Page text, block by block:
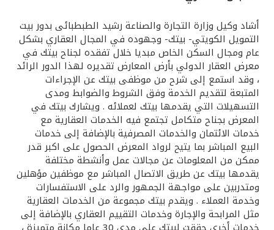
القنوات المصرفية
أدوات وخدمات
خدمات ما بعد البيع
اتصل بنا
مواقع الفروع وأجهزة الصرف الآلي
ألمانيا
أشاد وكيل وزارة التجارة والصناعة رشيد الطبطبائى بدور بيت
التمويل الكويتي- بيتك- وجهوده في المجال العقاري بشكل
عام ومجال السكن الخاص مبديا خلال تفقده لجناح بيتك في
معرض العقار الدولي بأرض المعارض تقديره لهذا الدور الرائد
، وقد استمع إلى شرح من موظفى بيتك عن الإجراءات
المتبعة لتقديم الخدمة وفق الشروط والضوابط ومدى
التسهيلات التي يقدمها بيتك لعملائه . ويشارك بيتك في
المعرض بجناح متكامل تجتمع فيه الخدمات العقارية مع
خدمات الائتمان والخدمات المصرفية بالإضافة إلى خدمات
البيع المباشر بما يتيح لرواد المعرض الحصول على اكبر قدر
ممكن من المعلومات عن مجالات عمل وأنشطة مختلفة
يقدمها بيتك عن طريق الاتصال المباشر مع موظفين مؤهلين
ومتدربين على مواجهة الجمهور والرد على الاستفسارات
وخدمة العملاء . ويقدم بيتك مجموعة من الخدمات العقارية
مثل المرابحة والإجارة وخدمات التقييم العقاري بالإضافة إلى